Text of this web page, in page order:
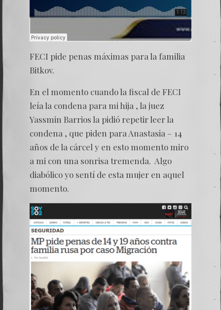
FECI pide penas máximas para la familia
Bitkov.
En el momento cuando la fiscal de FECI
leía la condena para mi hija , la juez
Yassmin Barrios la pidió repetir leer la
condena , que piden para Anastasia – 14
años de la cárcel y en esto momento miro
a mi con una sonrisa tremenda. Algo
diabólico yo sentí de esta mujer en aquel
momento.